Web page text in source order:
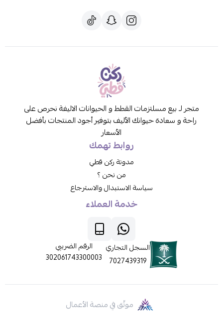
متجر لـ بيع مسلتزمات القطط و الحيوانات الاليفة نحرص على
راحة و سعادة حيوانك الأليف بتوفير أجود المنتجات بأفضل
الأسعار
روابط تهمك
مدونة ركن قطي
من نحن ؟
سياسة الاستبدال والاسترجاع
خدمة العملاء
السجل التجاري
7027439319
الرقم الضريبي
302061743300003
موثّق في منصة الأعمال